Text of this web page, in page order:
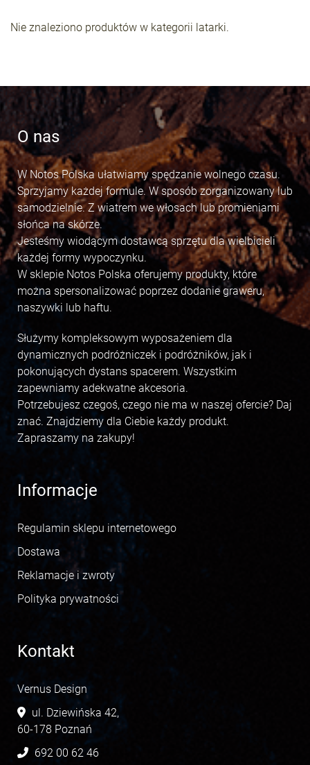
Nie znaleziono produktów w kategorii latarki.
O nas
W Notos Polska ułatwiamy spędzanie wolnego czasu.
Sprzyjamy każdej formule. W sposób zorganizowany lub
samodzielnie. Z wiatrem we włosach lub promieniami
słońca na skórze.
Jesteśmy wiodącym dostawcą sprzętu dla wielbicieli
każdej formy wypoczynku.
W sklepie Notos Polska oferujemy produkty, które
można spersonalizować poprzez dodanie graweru,
naszywki lub haftu.
Służymy kompleksowym wyposażeniem dla
dynamicznych podróżniczek i podróżników, jak i
pokonujących dystans spacerem. Wszystkim
zapewniamy adekwatne akcesoria.
Potrzebujesz czegoś, czego nie ma w naszej ofercie? Daj
znać. Znajdziemy dla Ciebie każdy produkt.
Zapraszamy na zakupy!
Informacje
Regulamin sklepu internetowego
Dostawa
Reklamacje i zwroty
Polityka prywatności
Kontakt
Vernus Design
ul. Dziewińska 42,
60-178 Poznań
692 00 62 46